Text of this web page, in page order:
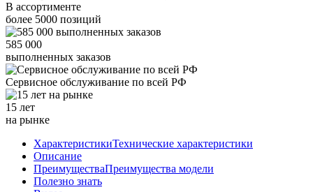
В ассортименте
более 5000 позиций
585 000
выполненных заказов
Сервисное обслуживание по всей РФ
15 лет
на рынке
ХарактеристикиТехнические характеристики
Описание
ПреимуществаПреимущества модели
Полезно знать